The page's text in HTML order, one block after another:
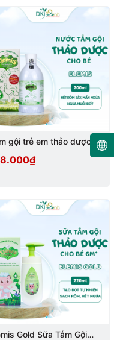
gội trẻ em thảo dược
Gold Sữa Tắm Gội